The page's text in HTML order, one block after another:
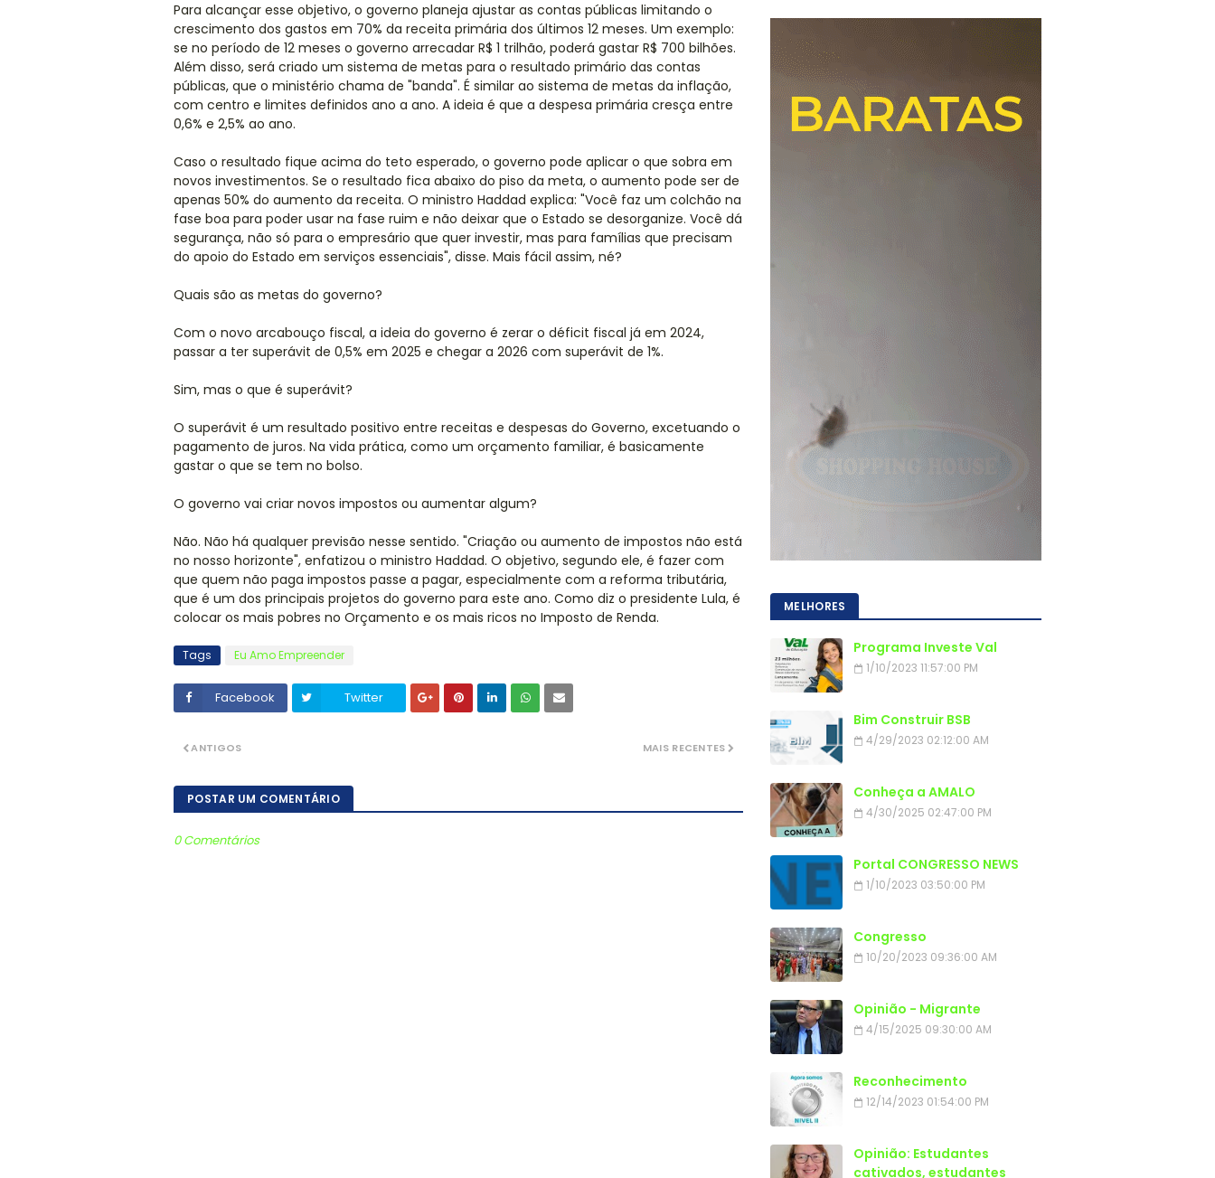
Para alcançar esse objetivo, o governo planeja ajustar as contas públicas limitando o
crescimento dos gastos em 70% da receita primária dos últimos 12 meses. Um exemplo:
se no período de 12 meses o governo arrecadar R$ 1 trilhão, poderá gastar R$ 700 bilhões.
Além disso, será criado um sistema de metas para o resultado primário das contas
públicas, que o ministério chama de "banda". É similar ao sistema de metas da inflação,
com centro e limites definidos ano a ano. A ideia é que a despesa primária cresça entre
0,6% e 2,5% ao ano.
Caso o resultado fique acima do teto esperado, o governo pode aplicar o que sobra em
novos investimentos. Se o resultado fica abaixo do piso da meta, o aumento pode ser de
apenas 50% do aumento da receita. O ministro Haddad explica: "Você faz um colchão na
fase boa para poder usar na fase ruim e não deixar que o Estado se desorganize. Você dá
segurança, não só para o empresário que quer investir, mas para famílias que precisam
do apoio do Estado em serviços essenciais", disse. Mais fácil assim, né?
Quais são as metas do governo?
Com o novo arcabouço fiscal, a ideia do governo é zerar o déficit fiscal já em 2024,
passar a ter superávit de 0,5% em 2025 e chegar a 2026 com superávit de 1%.
Sim, mas o que é superávit?
O superávit é um resultado positivo entre receitas e despesas do Governo, excetuando o
pagamento de juros. Na vida prática, como um orçamento familiar, é basicamente
gastar o que se tem no bolso.
O governo vai criar novos impostos ou aumentar algum?
Não. Não há qualquer previsão nesse sentido. "Criação ou aumento de impostos não está
no nosso horizonte", enfatizou o ministro Haddad. O objetivo, segundo ele, é fazer com
que quem não paga impostos passe a pagar, especialmente com a reforma tributária,
que é um dos principais projetos do governo para este ano. Como diz o presidente Lula, é
colocar os mais pobres no Orçamento e os mais ricos no Imposto de Renda.
Tags Eu Amo Empreender
Facebook Twitter
MAIS RECENTES
ANTIGOS
POSTAR UM COMENTÁRIO
0 Comentários
MELHORES
Programa Investe Val
1/10/2023 11:57:00 PM
Bim Construir BSB
4/29/2023 02:12:00 AM
Conheça a AMALO
4/30/2025 02:47:00 PM
Portal CONGRESSO NEWS
1/10/2023 03:50:00 PM
Congresso
10/20/2023 09:36:00 AM
Opinião - Migrante
4/15/2025 09:30:00 AM
Reconhecimento
12/14/2023 01:54:00 PM
Opinião: Estudantes
cativados, estudantes